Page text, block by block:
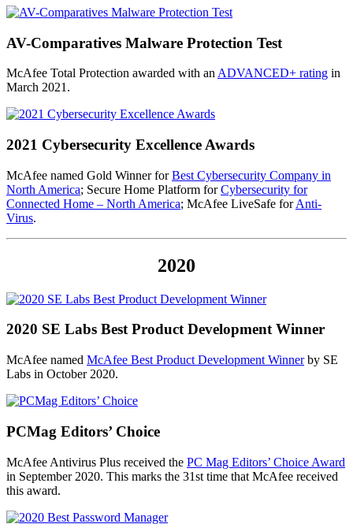
AV-Comparatives Malware Protection Test
McAfee Total Protection awarded with anADVANCED+ rating in
March 2021.
2021 Cybersecurity Excellence Awards
McAfee named Gold Winner forBest Cybersecurity Company in
North America; Secure Home Platform forCybersecurity for
Connected Home – North America; McAfee LiveSafe forAnti-
Virus.
2020
2020 SE Labs Best Product Development Winner
McAfee named McAfee Best Product Development Winnerby SE
Labs in October 2020.
PCMag Editors’ Choice
McAfee Antivirus Plus received the PC Mag Editors’ Choice Award
in September 2020. This marks the 31st time that McAfee received
this award.